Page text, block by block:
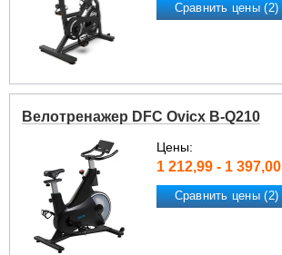
Сравнить цены (2)
Велотренажер DFC Ovicx B-Q210
Цены:
1 212,99 - 1 397,00
Сравнить цены (2)